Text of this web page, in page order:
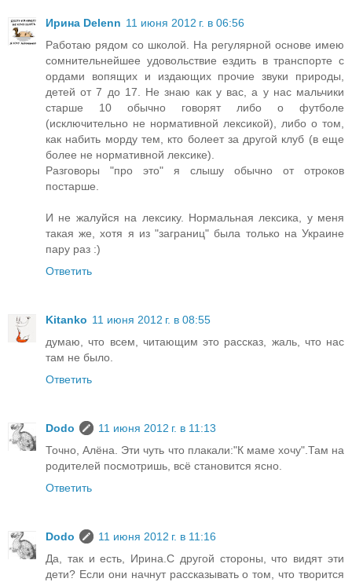
Ирина Delenn 11 июня 2012 г. в 06:56
Работаю рядом со школой. На регулярной основе имею
сомнительнейшее удовольствие ездить в транспорте с
ордами вопящих и издающих прочие звуки природы,
детей от 7 до 17. Не знаю как у вас, а у нас мальчики
старше 10 обычно говорят либо о футболе
(исключительно не нормативной лексикой), либо о том,
как набить морду тем, кто болеет за другой клуб (в еще
более не нормативной лексике).
Разговоры "про это" я слышу обычно от отроков
постарше.
И не жалуйся на лексику. Нормальная лексика, у меня
такая же, хотя я из "заграниц" была только на Украине
пару раз :)
Ответить
Kitanko 11 июня 2012 г. в 08:55
думаю, что всем, читающим это рассказ, жаль, что нас
там не было.
Ответить
Dodo
11 июня 2012 г. в 11:13
Точно, Алёна. Эти чуть что плакали:"К маме хочу".Там на
родителей посмотришь, всё становится ясно.
Ответить
Dodo
11 июня 2012 г. в 11:16
Да, так и есть, Ирина.С другой стороны, что видят эти
дети? Если они начнут рассказывать о том, что творится